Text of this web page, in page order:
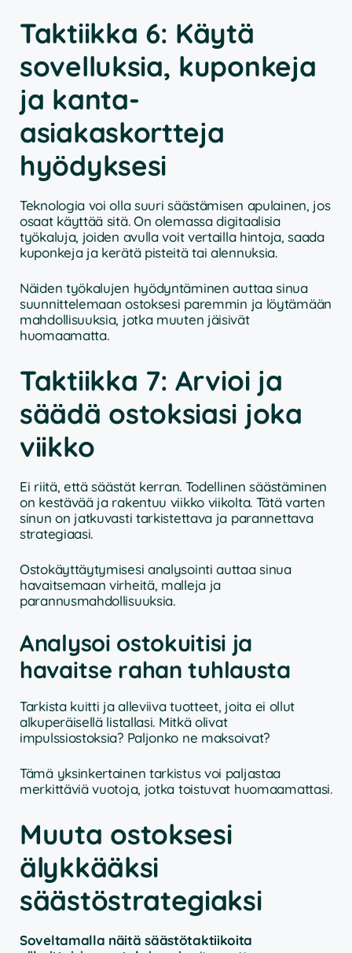
Taktiikka 6: Käytä
sovelluksia, kuponkeja
ja kanta-
asiakaskortteja
hyödyksesi
Teknologia voi olla suuri säästämisen apulainen, jos
osaat käyttää sitä. On olemassa digitaalisia
työkaluja, joiden avulla voit vertailla hintoja, saada
kuponkeja ja kerätä pisteitä tai alennuksia.
Näiden työkalujen hyödyntäminen auttaa sinua
suunnittelemaan ostoksesi paremmin ja löytämään
mahdollisuuksia, jotka muuten jäisivät
huomaamatta.
Taktiikka 7: Arvioi ja
säädä ostoksiasi joka
viikko
Ei riitä, että säästät kerran. Todellinen säästäminen
on kestävää ja rakentuu viikko viikolta. Tätä varten
sinun on jatkuvasti tarkistettava ja parannettava
strategiaasi.
Ostokäyttäytymisesi analysointi auttaa sinua
havaitsemaan virheitä, malleja ja
parannusmahdollisuuksia.
Analysoi ostokuitisi ja
havaitse rahan tuhlausta
Tarkista kuitti ja alleviiva tuotteet, joita ei ollut
alkuperäisellä listallasi. Mitkä olivat
impulssiostoksia? Paljonko ne maksoivat?
Tämä yksinkertainen tarkistus voi paljastaa
merkittäviä vuotoja, jotka toistuvat huomaamattasi.
Muuta ostoksesi
älykkääksi
säästöstrategiaksi
Soveltamalla näitä säästötaktiikoita